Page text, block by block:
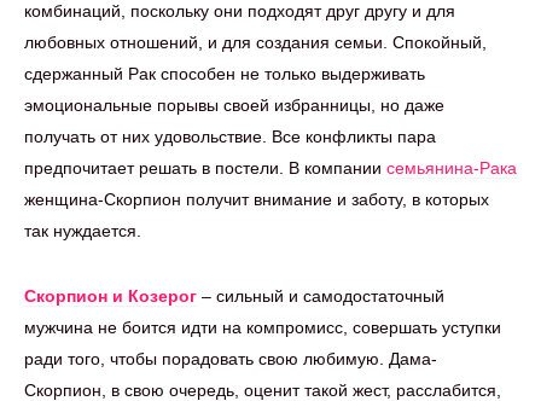
комбинаций, поскольку они подходят друг другу и для
любовных отношений, и для создания семьи. Спокойный,
сдержанный Рак способен не только выдерживать
эмоциональные порывы своей избранницы, но даже
получать от них удовольствие. Все конфликты пара
предпочитает решать в постели. В компании семьянина-Рака
женщина-Скорпион получит внимание и заботу, в которых
так нуждается.
Скорпион и Козерог – сильный и самодостаточный
мужчина не боится идти на компромисс, совершать уступки
ради того, чтобы порадовать свою любимую. Дама-
Скорпион, в свою очередь, оценит такой жест, расслабится,